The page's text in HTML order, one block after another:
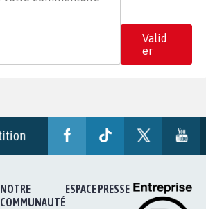
Valid
er
NOTRE
COMMUNAUTÉ
ESPACE PRESSE